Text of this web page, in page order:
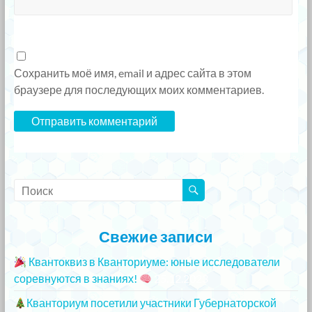
Сохранить моё имя, email и адрес сайта в этом
браузере для последующих моих комментариев.
Свежие записи
Квантоквиз в Кванториуме: юные исследователи
соревнуются в знаниях!
Кванториум посетили участники Губернаторской